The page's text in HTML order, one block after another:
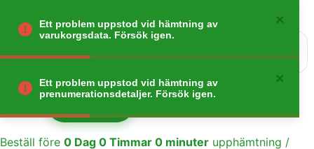
Gå tillbaka
Beställ före 0 Dag 0 Timmar 0 minuter upphämtning /
Ett problem uppstod vid hämtning av
varukorgsdata. Försök igen.
Ett problem uppstod vid hämtning av
prenumerationsdetaljer. Försök igen.